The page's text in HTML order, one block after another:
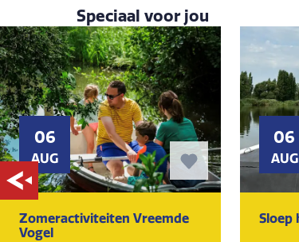
Speciaal voor jou
06
AUG
Zomeractiviteiten Vreemde
Vogel
06
AUG
Sloep